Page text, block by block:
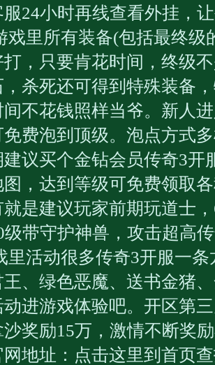
24小时再线查看外挂，
戏里所有装备(包括最终级
，只要肯花时间，终级
杀死还可得到特殊装备
不花钱照样当爷。新人
费泡到顶级。泡点方式
议买个金钻会员传奇3开
图，达到等级可免费领取
是建议玩家前期玩道士
级带守护神兽，攻击超高
里活动很多传奇3开服一条
、绿色恶魔、送书金猪
进游戏体验吧。开区第
沙奖励15万，激情不断奖
网地址：点击这里到首页